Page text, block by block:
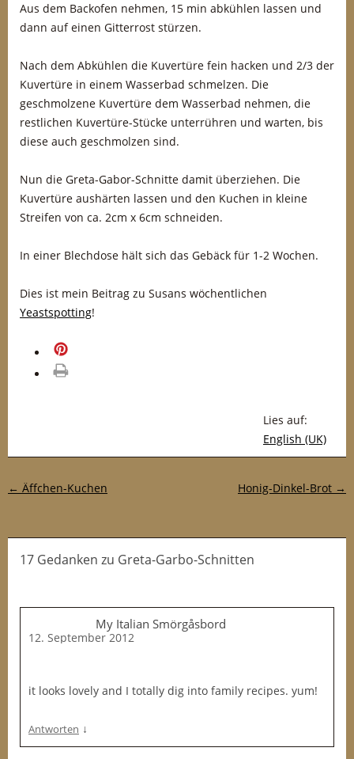
Aus dem Backofen nehmen, 15 min abkühlen lassen und
dann auf einen Gitterrost stürzen.
Nach dem Abkühlen die Kuvertüre fein hacken und 2/3 der
Kuvertüre in einem Wasserbad schmelzen. Die
geschmolzene Kuvertüre dem Wasserbad nehmen, die
restlichen Kuvertüre-Stücke unterrühren und warten, bis
diese auch geschmolzen sind.
Nun die Greta-Gabor-Schnitte damit überziehen. Die
Kuvertüre aushärten lassen und den Kuchen in kleine
Streifen von ca. 2cm x 6cm schneiden.
In einer Blechdose hält sich das Gebäck für 1-2 Wochen.
Dies ist mein Beitrag zu Susans wöchentlichen
Yeastspotting!
Lies auf:
English (UK)
Post-Navigation
← Äffchen-Kuchen Honig-Dinkel-Brot →
17 Gedanken zu Greta-Garbo-Schnitten
My Italian Smörgåsbord
12. September 2012
it looks lovely and I totally dig into family recipes. yum!
Antworten ↓